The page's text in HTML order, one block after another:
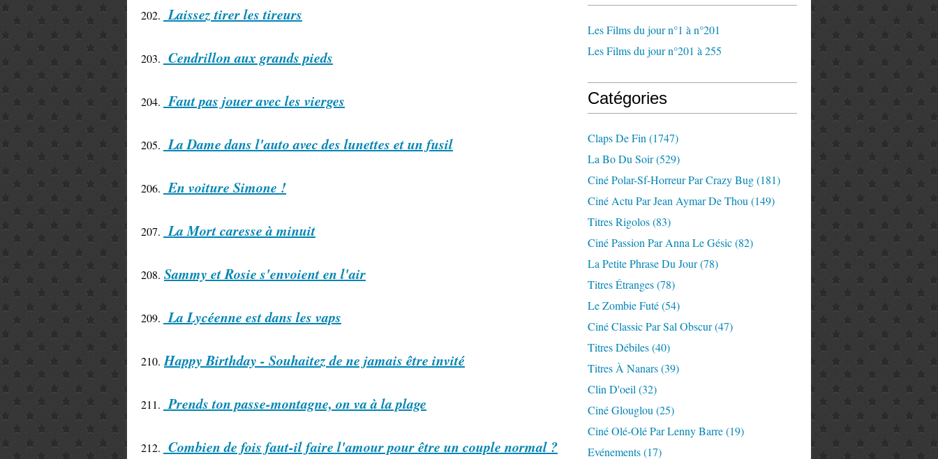
202. Laissez tirer les tireurs
203. Cendrillon aux grands pieds
204. Faut pas jouer avec les vierges
205. La Dame dans l'auto avec des lunettes et un fusil
206. En voiture Simone !
207. La Mort caresse à minuit
208. Sammy et Rosie s'envoient en l'air
209. La Lycéenne est dans les vaps
210. Happy Birthday - Souhaitez de ne jamais être invité
211. Prends ton passe-montagne, on va à la plage
212. Combien de fois faut-il faire l'amour pour être un couple normal ?
Les Films du jour n°1 à n°201
Les Films du jour n°201 à 255
Catégories
Claps De Fin (1747)
La Bo Du Soir(529)
Ciné Polar-Sf-Horreur Par Crazy Bug(181)
Ciné Actu Par Jean Aymar De Thou (149)
Titres Rigolos(83)
Ciné Passion Par Anna Le Gésic(82)
La Petite Phrase Du Jour(78)
Titres Étranges(78)
Le Zombie Futé(54)
Ciné Classic Par Sal Obscur(47)
Titres Débiles(40)
Titres À Nanars(39)
Clin D'oeil (32)
Ciné Glouglou (25)
Ciné Olé-Olé Par Lenny Barre(19)
Evénements(17)